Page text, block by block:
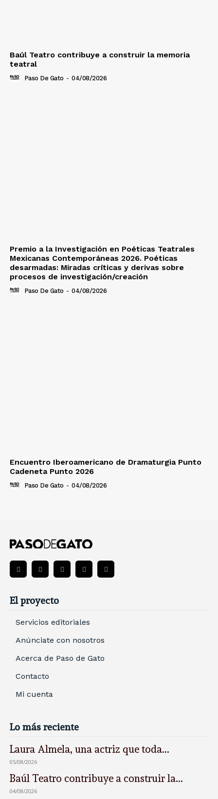
Baúl Teatro contribuye a construir la memoria
teatral
Paso De Gato - 04/08/2026
Premio a la Investigación en Poéticas Teatrales
Mexicanas Contemporáneas 2026. Poéticas
desarmadas: Miradas críticas y derivas sobre
procesos de investigación/creación
Paso De Gato - 04/08/2026
Encuentro Iberoamericano de Dramaturgia Punto
Cadeneta Punto 2026
Paso De Gato - 04/08/2026
El proyecto
Servicios editoriales
Anúnciate con nosotros
Acerca de Paso de Gato
Contacto
Mi cuenta
Lo más reciente
Laura Almela, una actriz que toda...
05/08/2026
Baúl Teatro contribuye a construir la...
04/08/2026